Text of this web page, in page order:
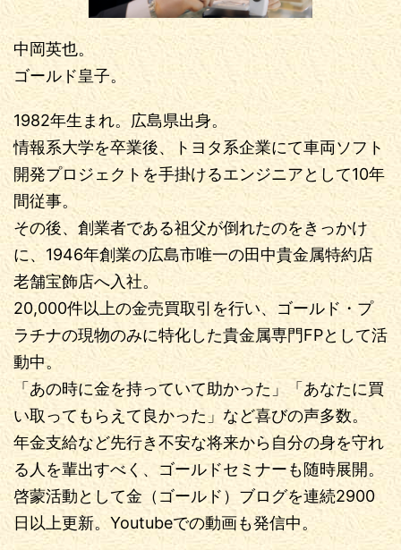
中岡英也。
ゴールド皇子。
1982年生まれ。広島県出身。
情報系大学を卒業後、トヨタ系企業にて車両ソフト
開発プロジェクトを手掛けるエンジニアとして10年
間従事。
その後、創業者である祖父が倒れたのをきっかけ
に、1946年創業の広島市唯一の田中貴金属特約店
老舗宝飾店へ入社。
20,000件以上の金売買取引を行い、ゴールド・プ
ラチナの現物のみに特化した貴金属専門FPとして活
動中。
「あの時に金を持っていて助かった」「あなたに買
い取ってもらえて良かった」など喜びの声多数。
年金支給など先行き不安な将来から自分の身を守れ
る人を輩出すべく、ゴールドセミナーも随時展開。
啓蒙活動として金（ゴールド）ブログを連続2900
日以上更新。Youtubeでの動画も発信中。